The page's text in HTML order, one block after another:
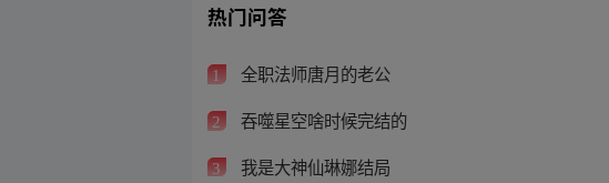
热门问答
1 全职法师唐月的老公
2 吞噬星空啥时候完结的
3 我是大神仙琳娜结局